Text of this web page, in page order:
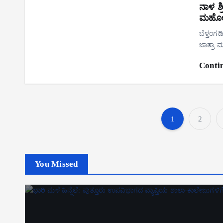
ನಾಳ
ಜಾತ್ರಾ
1 2
You Missed